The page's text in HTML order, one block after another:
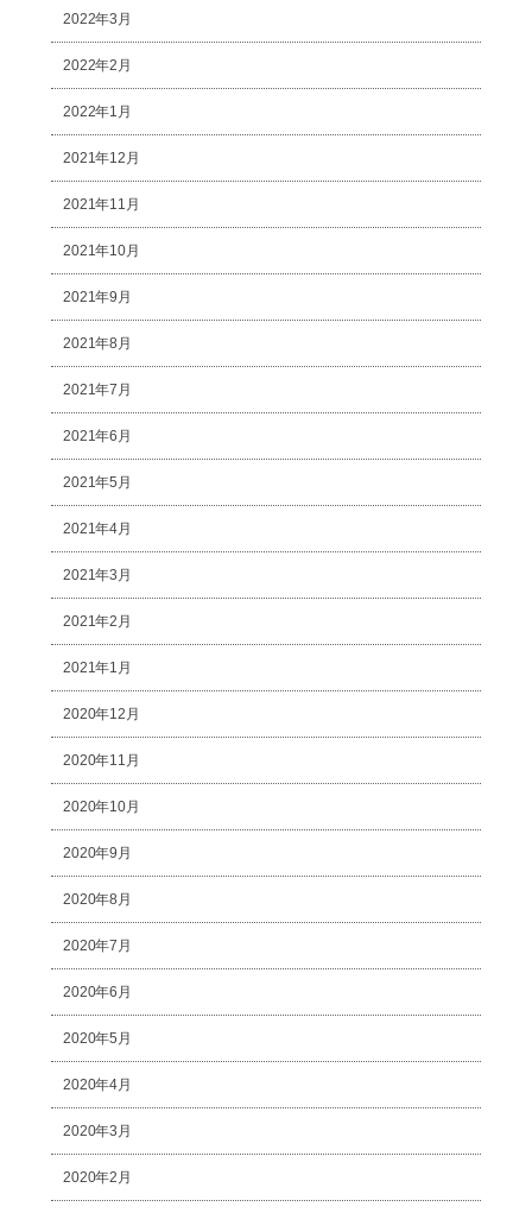
2022年3月
2022年2月
2022年1月
2021年12月
2021年11月
2021年10月
2021年9月
2021年8月
2021年7月
2021年6月
2021年5月
2021年4月
2021年3月
2021年2月
2021年1月
2020年12月
2020年11月
2020年10月
2020年9月
2020年8月
2020年7月
2020年6月
2020年5月
2020年4月
2020年3月
2020年2月